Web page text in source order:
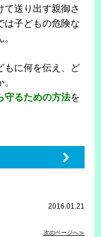
て送り出す親御さ
は子どもの危険な
もに何を伝え、ど
守るための方法を
2016.01.21
次のページへ≫